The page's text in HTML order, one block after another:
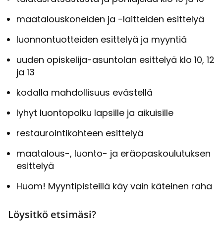
maa­ta­lous­ko­nei­den ja -​laitteiden esit­te­lyä
luon­non­tuot­tei­den esit­te­lyä ja myyn­tiä
uuden opiskelija-​asuntolan esit­te­lyä klo 10, 12
ja 13
ko­dal­la mah­dol­li­suus eväs­tel­lä
lyhyt luon­to­pol­ku lap­sil­le ja ai­kui­sil­le
res­tau­roin­ti­koh­teen esit­te­lyä
maatalous-​, luonto-​ ja erä­opas­kou­lu­tuk­sen
esit­te­lyä
Huom! Myyn­ti­pis­teil­lä käy vain kä­tei­nen raha
Löysitkö etsimäsi?